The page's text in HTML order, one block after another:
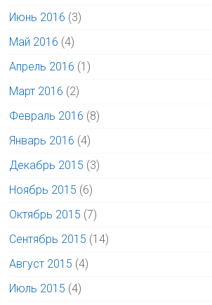
Июнь 2016 (3)
Май 2016 (4)
Апрель 2016 (1)
Март 2016 (2)
Февраль 2016 (8)
Январь 2016 (4)
Декабрь 2015 (3)
Ноябрь 2015 (6)
Октябрь 2015 (7)
Сентябрь 2015 (14)
Август 2015 (4)
Июль 2015 (4)